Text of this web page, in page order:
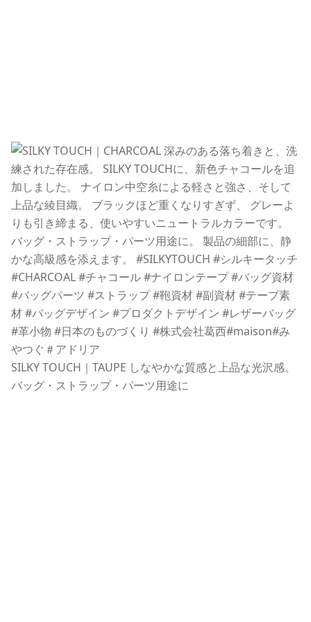
SILKY TOUCH｜TAUPE しなやかな質感と上品な光沢感。
バッグ・ストラップ・パーツ用途に